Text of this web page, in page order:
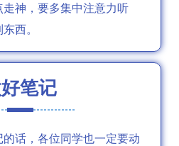
神，要多集中注意力听
西。
笔记
话，各位同学也一定要动